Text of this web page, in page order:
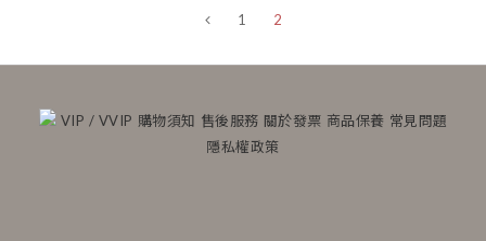
1 2
VIP / VVIP 購物須知 售後服務 關於發票 商品保養 常見問題
隱私權政策